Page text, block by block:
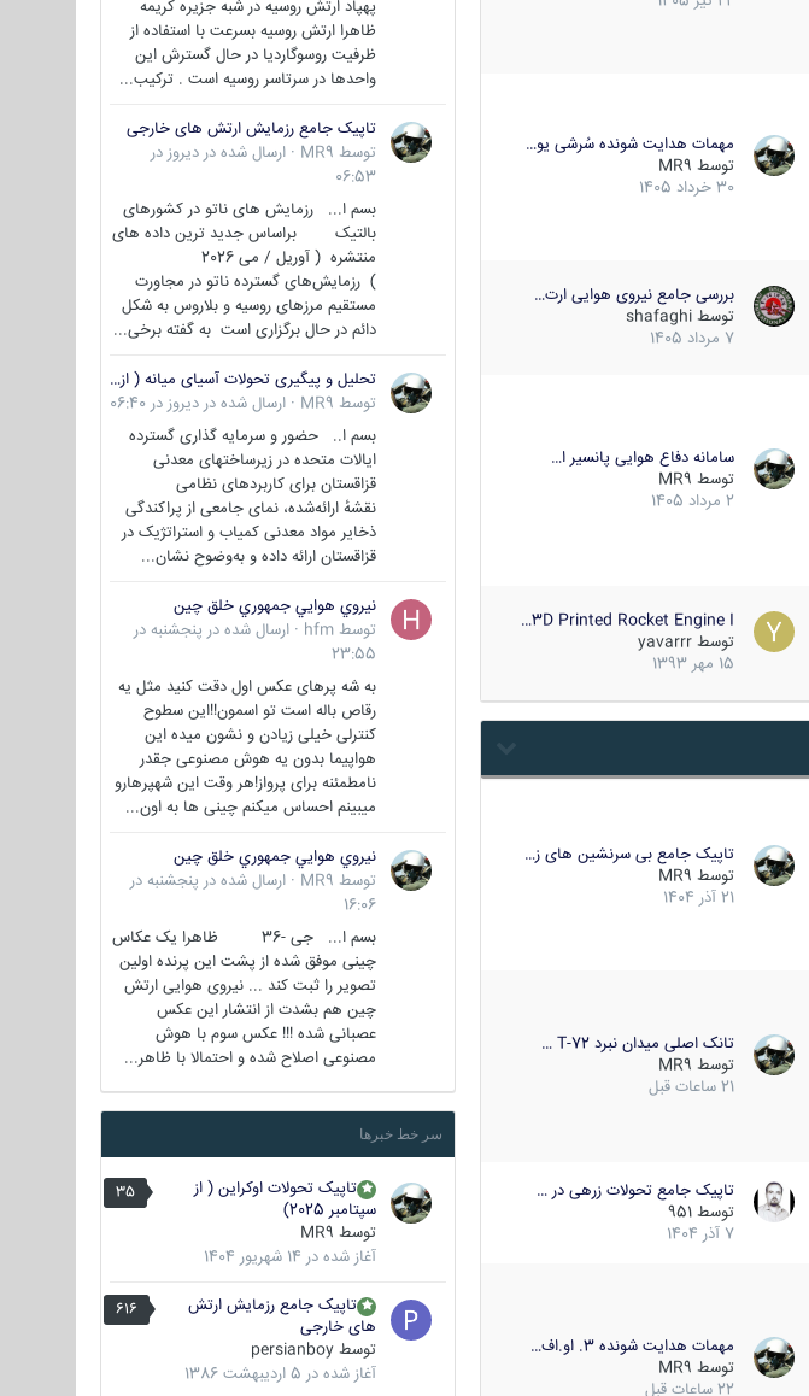
مهمات هدایت شونده سُرشی یو…
توسط MR9
30 خرداد 1405
بررسی جامع نیروی هوایی ارت…
توسط shafaghi
7 مرداد 1405
سامانه دفاع هوایی پانسیر ا…
توسط MR9
2 مرداد 1405
3D Printed Rocket Engine I…
توسط yavarrr
15 مهر 1393
تاپیک جامع بی سرنشین های ز…
توسط MR9
21 آذر 1404
تانک اصلی میدان نبرد T-72 …
توسط MR9
21 ساعات قبل
تاپیک جامع تحولات زرهی در …
توسط 951
7 آذر 1404
مهمات هدایت شونده 3. او.اف…
توسط MR9
22 ساعات قبل
پهپاد ارتش روسیه در شبه جزیره کریمه
ظاهرا ارتش روسیه بسرعت با استفاده از
ظرفیت روسوگاردیا در حال گسترش این
واحدها در سرتاسر روسیه است . ترکیب...
تاپیک جامع رزمایش ارتش های خارجی
توسط MR9
· ارسال شده در دیروز در
06:53
بسم ا... رزمایش های ناتو در کشورهای
بالتیک براساس جدید ترین داده های
منتشره ( آوریل / می 2026
) رزمایش‌های گسترده ناتو در مجاورت
مستقیم مرزهای روسیه و بلاروس به شکل
دائم در حال برگزاری است به گفته برخی...
تحلیل و پیگیری تحولات آسیای میانه ( ازبکستان، تاجیکستان، ترکمنستان، قزاقستان و قرقیزستان )
توسط MR9
· ارسال شده در دیروز در 06:40
بسم ا.. حضور و سرمایه گذاری گسترده
ایالات متحده در زیرساختهای معدنی
قزاقستان برای کاربردهای نظامی
نقشهٔ ارائه‌شده، نمای جامعی از پراکندگی
ذخایر مواد معدنی کمیاب و استراتژیک در
قزاقستان ارائه داده و به‌وضوح نشان...
نيروي هوايي جمهوري خلق چين
توسط hfm
· ارسال شده در پنجشنبه در
23:55
به شه پرهای عکس اول دقت کنید مثل یه
رقاص باله است تو اسمون!!این سطوح
کنترلی خیلی زیادن و نشون میده این
هواپیما بدون یه هوش مصنوعی جقدر
نامطمئنه برای پرواز!هر وقت این شهپرهارو
میبینم احساس میکنم چینی ها به اون...
نيروي هوايي جمهوري خلق چين
توسط MR9
· ارسال شده در پنجشنبه در
16:06
بسم ا... جی -36 ظاهرا یک عکاس
چینی موفق شده از پشت این پرنده اولین
تصویر را ثبت کند ... نیروی هوایی ارتش
چین هم بشدت از انتشار این عکس
عصبانی شده !!! عکس سوم با هوش
مصنوعی اصلاح شده و احتمالا با ظاهر...
سر خط خبرها
35
تاپیک تحولات اوکراین ( از
سپتامبر 2025)
توسط MR9
آغاز شده در 14 شهریور 1404
616
تاپیک جامع رزمایش ارتش
های خارجی
توسط persianboy
آغاز شده در 5 اردیبهشت 1386